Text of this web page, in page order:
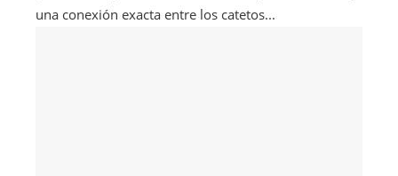
una conexión exacta entre los catetos...